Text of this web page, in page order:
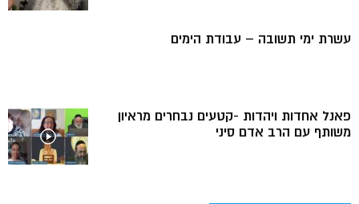
עשרת ימי תשובה – עבודת הימים
פאנל אחדות ויהדות -קטעים נבחרים מראיון
משותף עם הרב אדם סיני